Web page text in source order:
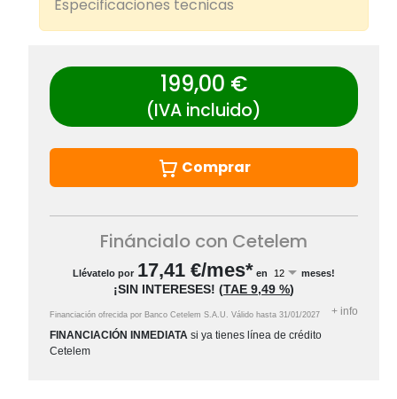
Especificaciones tecnicas
199,00 €
(IVA incluido)
Comprar
Fináncialo con Cetelem
Llévatelo por 17,41 €/mes* en meses!
¡SIN INTERESES! (TAE 9,49 %)
Financiación ofrecida por Banco Cetelem S.A.U. Válido hasta 31/01/2027 + info
FINANCIACIÓN INMEDIATA si ya tienes línea de crédito
Cetelem